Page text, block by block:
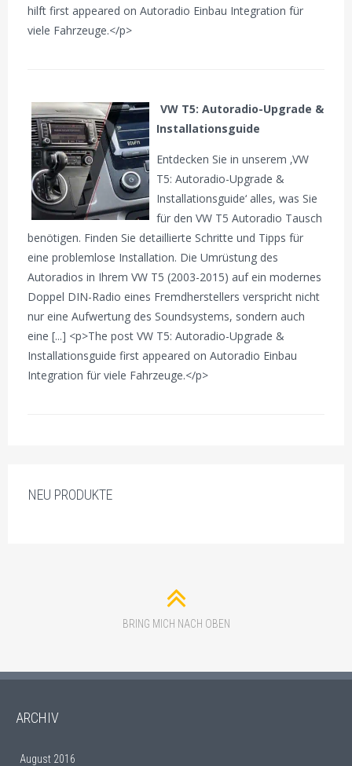
hilft first appeared on Autoradio Einbau Integration für
viele Fahrzeuge.</p>
VW T5: Autoradio-Upgrade &
Installationsguide
Entdecken Sie in unserem ‚VW
T5: Autoradio-Upgrade &
Installationsguide‘ alles, was Sie
für den VW T5 Autoradio Tausch
benötigen. Finden Sie detaillierte Schritte und Tipps für
eine problemlose Installation. Die Umrüstung des
Autoradios in Ihrem VW T5 (2003-2015) auf ein modernes
Doppel DIN-Radio eines Fremdherstellers verspricht nicht
nur eine Aufwertung des Soundsystems, sondern auch
eine [...] <p>The post VW T5: Autoradio-Upgrade &
Installationsguide first appeared on Autoradio Einbau
Integration für viele Fahrzeuge.</p>
NEU PRODUKTE
BRING MICH NACH OBEN
ARCHIV
August 2016